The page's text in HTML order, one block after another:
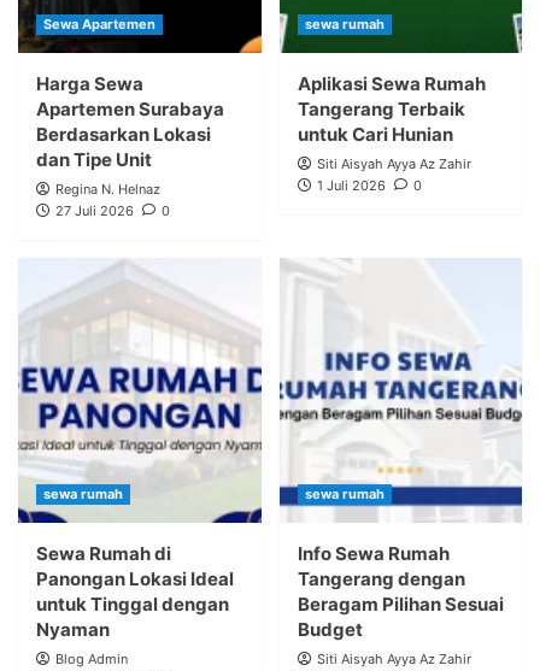
Sewa Apartemen
Harga Sewa
Apartemen Surabaya
Berdasarkan Lokasi
dan Tipe Unit
Regina N. Helnaz
27 Juli 2026
0
sewa rumah
Aplikasi Sewa Rumah
Tangerang Terbaik
untuk Cari Hunian
Siti Aisyah Ayya Az Zahir
1 Juli 2026
0
sewa rumah
Sewa Rumah di
Panongan Lokasi Ideal
untuk Tinggal dengan
Nyaman
Blog Admin
sewa rumah
Info Sewa Rumah
Tangerang dengan
Beragam Pilihan Sesuai
Budget
Siti Aisyah Ayya Az Zahir